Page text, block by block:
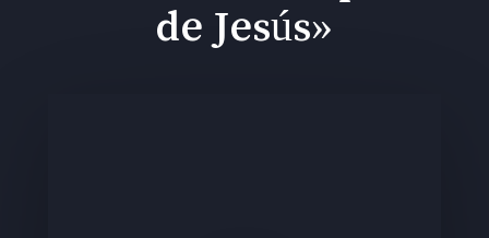
de Jesús»